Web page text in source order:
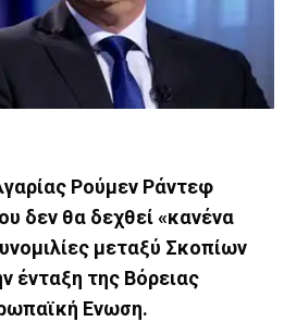
Ρούμεν Ράντεφ
δεν θα δεχθεί «κανένα
μεταξύ Σκοπίων
ένταξη της Βόρειας
Ενωση.